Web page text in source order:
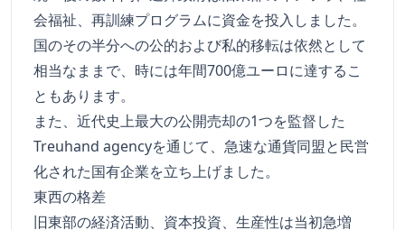
会福祉、再訓練プログラムに資金を投入しました。
国のその半分への公的および私的移転は依然として
相当なままで、時には年間700億ユーロに達するこ
ともあります。
また、近代史上最大の公開売却の1つを監督した
Treuhand agencyを通じて、急速な通貨同盟と民営
化された国有企業を立ち上げました。
東西の格差
旧東部の経済活動、資本投資、生産性は当初急増